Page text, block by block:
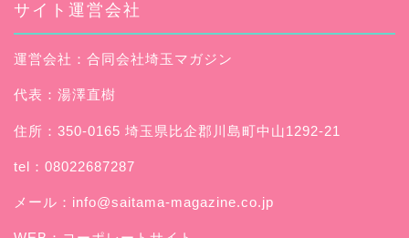
サイト運営会社
運営会社：合同会社埼玉マガジン
代表：湯澤直樹
住所：350-0165 埼玉県比企郡川島町中山1292-21
tel：08022687287
メール： info@saitama-magazine.co.jp